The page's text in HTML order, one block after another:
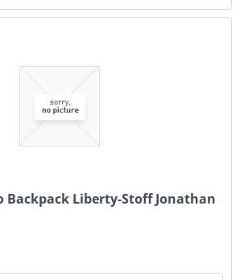
Liberty-Stoff Jonathan